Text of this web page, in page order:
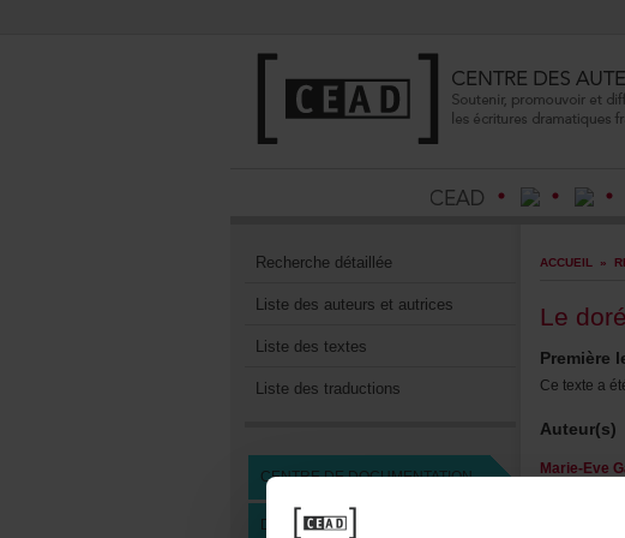
Recherchedétaillée
Listedesauteursetautrices
Listedestextes
Listedestraductions
CENTREDEDOCUMENTATION
DEVENIRMEMBREDUCEAD
ACCUEIL »
Ledoré
Auteur(s)
Marie-